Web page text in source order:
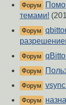
Форум
темами!
Форум
Форум
Форум
Форум
Форум